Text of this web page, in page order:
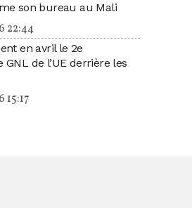
son bureau au Mali
22:44
en avril le 2e
de l’UE derrière les
15:17